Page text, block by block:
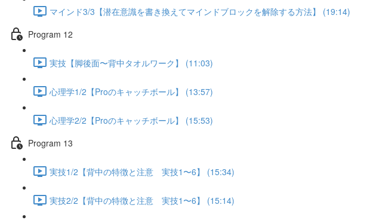
マインド3/3【潜在意識を書き換えてマインドブロックを解除する方法】 (19:14)
Program 12
実技【脚後面〜背中タオルワーク】 (11:03)
心理学1/2【Proのキャッチボール】 (13:57)
心理学2/2【Proのキャッチボール】 (15:53)
Program 13
実技1/2【背中の特徴と注意 実技1〜6】 (15:34)
実技2/2【背中の特徴と注意 実技1〜6】 (15:14)